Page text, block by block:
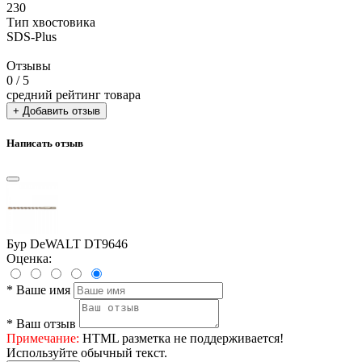
230
Тип хвостовика
SDS-Plus
Отзывы
0 / 5
средний рейтинг товара
+ Добавить отзыв
Написать отзыв
Бур DeWALT DT9646
Оценка:
* Ваше имя
* Ваш отзыв
Примечание: HTML разметка не поддерживается!
Используйте обычный текст.